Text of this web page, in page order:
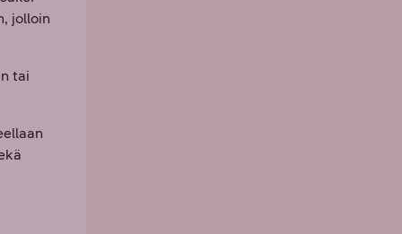
jolloin
tai